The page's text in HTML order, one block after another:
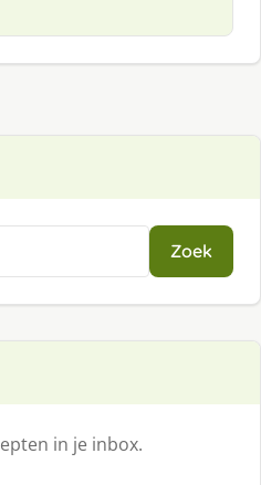
Zoek
in je inbox.